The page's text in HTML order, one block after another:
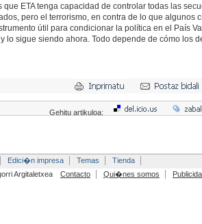
que ETA tenga capacidad de controlar todas las
pero el terrorismo, en contra de lo que algunos
útil para condicionar la política en el País
lo sigue siendo ahora. Todo depende de cómo los
Gehitu artikuloa:
Edici�n impresa Temas
Tienda
Argitaletxea
Contacto Qui�nes somos